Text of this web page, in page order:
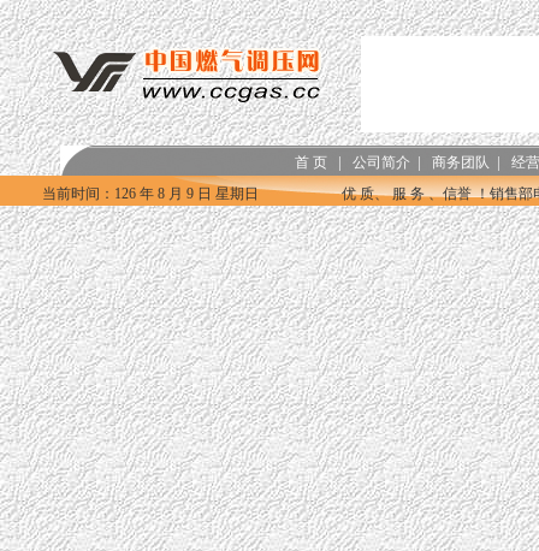
首 页 | 公司简介 | 商务团队 |
经
当前时间： 126 年 8 月 9 日 星期日 优 质、 服 务 、信誉 ！销售部